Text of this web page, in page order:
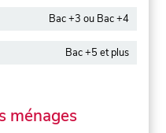
Bac +3 ou Bac +4
Bac +5 et plus
ménages